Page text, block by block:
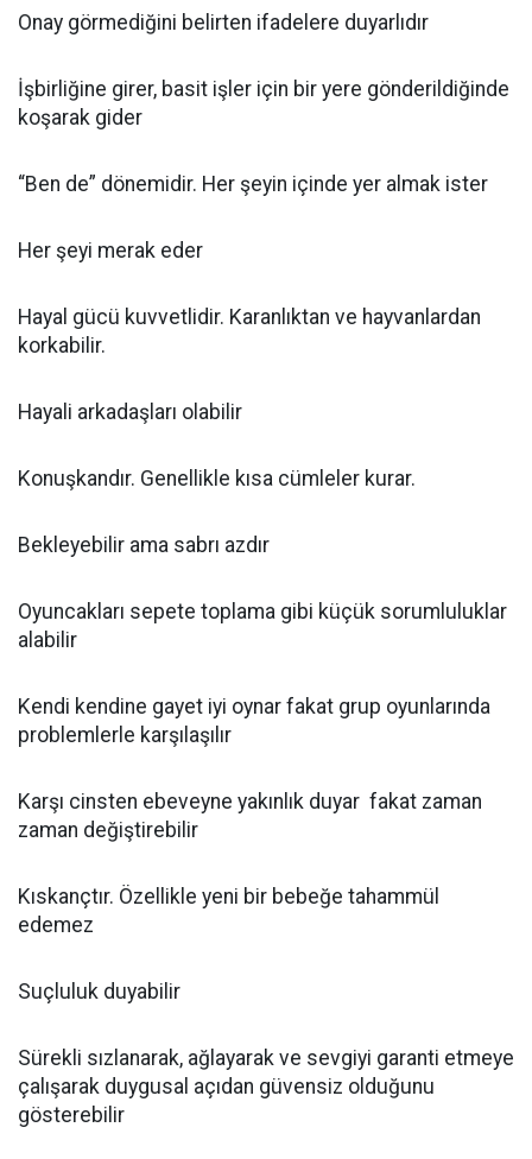
Onay görmediğini belirten ifadelere duyarlıdır
İşbirliğine girer, basit işler için bir yere gönderildiğinde
koşarak gider
“Ben de” dönemidir. Her şeyin içinde yer almak ister
Her şeyi merak eder
Hayal gücü kuvvetlidir. Karanlıktan ve hayvanlardan
korkabilir.
Hayali arkadaşları olabilir
Konuşkandır. Genellikle kısa cümleler kurar.
Bekleyebilir ama sabrı azdır
Oyuncakları sepete toplama gibi küçük sorumluluklar
alabilir
Kendi kendine gayet iyi oynar fakat grup oyunlarında
problemlerle karşılaşılır
Karşı cinsten ebeveyne yakınlık duyar fakat zaman
zaman değiştirebilir
Kıskançtır. Özellikle yeni bir bebeğe tahammül
edemez
Suçluluk duyabilir
Sürekli sızlanarak, ağlayarak ve sevgiyi garanti etmeye
çalışarak duygusal açıdan güvensiz olduğunu
gösterebilir